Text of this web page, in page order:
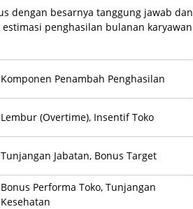
dengan besarnya tanggung jawab dan
penghasilan bulanan karyawan
Komponen Penambah Penghasilan
Lembur (Overtime), Insentif Toko
Tunjangan Jabatan, Bonus Target
Bonus Performa Toko, Tunjangan
Kesehatan